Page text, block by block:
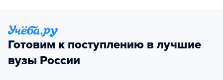
Готовим к поступлению в лучшие
вузы России